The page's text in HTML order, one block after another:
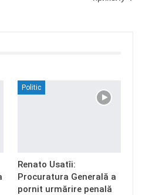
Politic
Renato Usatîi:
Procuratura Generală a
pornit urmărire penală